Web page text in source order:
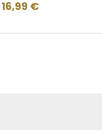
16,99 €